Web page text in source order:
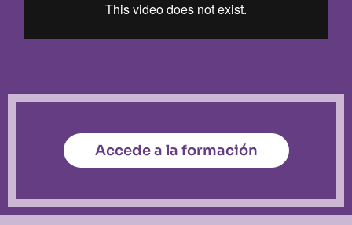
Accede a la formación